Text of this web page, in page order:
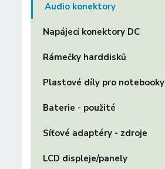
Audio konektory
Napájecí konektory DC
Rámečky harddisků
Plastové díly pro notebooky
Baterie - použité
Síťové adaptéry - zdroje
LCD displeje/panely